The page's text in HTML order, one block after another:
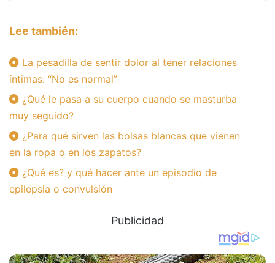
Lee también:
La pesadilla de sentir dolor al tener relaciones
íntimas: “No es normal”
¿Qué le pasa a su cuerpo cuando se masturba
muy seguido?
¿Para qué sirven las bolsas blancas que vienen
en la ropa o en los zapatos?
¿Qué es? y qué hacer ante un episodio de
epilepsia o convulsión
Publicidad